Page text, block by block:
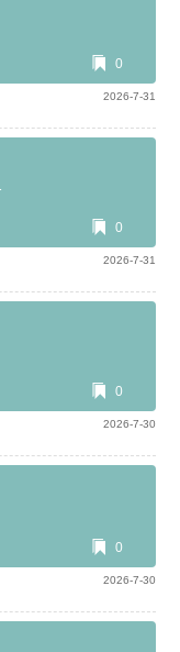
0
2026-7-31
0
2026-7-31
0
2026-7-30
0
2026-7-30